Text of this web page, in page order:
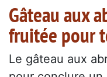
Gâteau aux
fruitée pour
Le gâteau aux